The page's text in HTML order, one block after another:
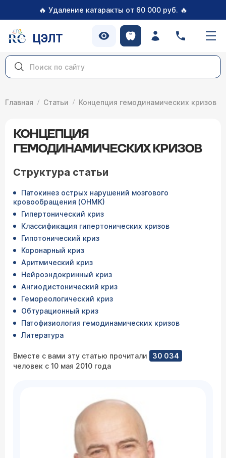
🔥 Удаление катаракты от 60 000 руб. 🔥
ЦЭЛТ
Главная Статьи Концепция гемодинамических кризов
КОНЦЕПЦИЯ
ГЕМОДИНАМИЧЕСКИХ КРИЗОВ
Структура статьи
Патокинез острых нарушений мозгового
кровообращения (ОНМК)
Гипертонический криз
Классификация гипертонических кризов
Гипотонический криз
Коронарный криз
Аритмический криз
Нейроэндокринный криз
Ангиодистонический криз
Гемореологический криз
Обтурационный криз
Патофизиология гемодинамических кризов
Литература
Вместе с вами эту статью прочитали
30 034
человек с 10 мая 2010 года